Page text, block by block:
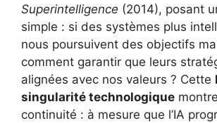
Superintelligence (2014), posant
simple : si des systèmes plus
nous poursuivent des objectifs
comment garantir que leurs
alignées avec nos valeurs ? Cette
singularité technologique
continuité : à mesure que l’IA